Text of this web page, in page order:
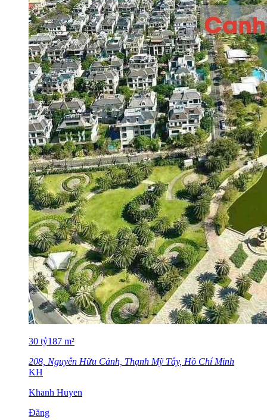
30 tỷ187 m²
208, Nguyễn Hữu Cảnh, Thạnh Mỹ Tây, Hồ Chí Minh
KH
Khanh Huyen
Đăng